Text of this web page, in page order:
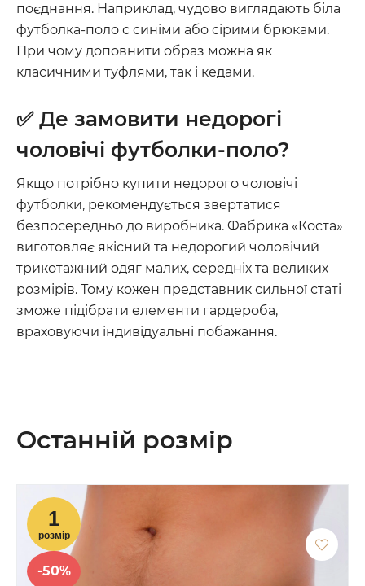
поєднання. Наприклад, чудово виглядають біла
футболка-поло с синіми або сірими брюками.
При чому доповнити образ можна як
класичними туфлями, так і кедами.
✅ Де замовити недорогі
чоловічі футболки-поло?
Якщо потрібно купити недорого чоловічі
футболки, рекомендується звертатися
безпосередньо до виробника. Фабрика «Коста»
виготовляє якісний та недорогий чоловічий
трикотажний одяг малих, середніх та великих
розмірів. Тому кожен представник сильної статі
зможе підібрати елементи гардероба,
враховуючи індивідуальні побажання.
Останній розмір
-50%